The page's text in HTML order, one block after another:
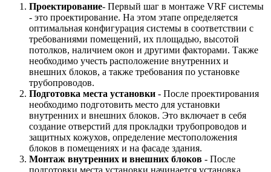
Проектирование- Первый шаг в монтаже VRF системы
- это проектирование. На этом этапе определяется
оптимальная конфигурация системы в соответствии с
требованиями помещений, их площадью, высотой
потолков, наличием окон и другими факторами. Также
необходимо учесть расположение внутренних и
внешних блоков, а также требования по установке
трубопроводов.
Подготовка места установки - После проектирования
необходимо подготовить место для установки
внутренних и внешних блоков. Это включает в себя
создание отверстий для прокладки трубопроводов и
защитных кожухов, определение местоположения
блоков в помещениях и на фасаде здания.
Монтаж внутренних и внешних блоков - После
подготовки места установки начинается установка